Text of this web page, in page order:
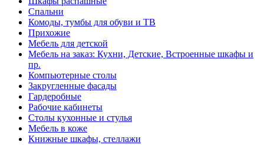
Спальни
Комоды, тумбы для обуви и ТВ
Прихожие
Мебель для детской
Мебель на заказ: Кухни, Детские, Встроенные шкафы и
пр.
Компьютерные столы
Закругленные фасады
Гардеробные
Рабочие кабинеты
Столы кухонные и стулья
Мебель в коже
Книжные шкафы, стеллажи